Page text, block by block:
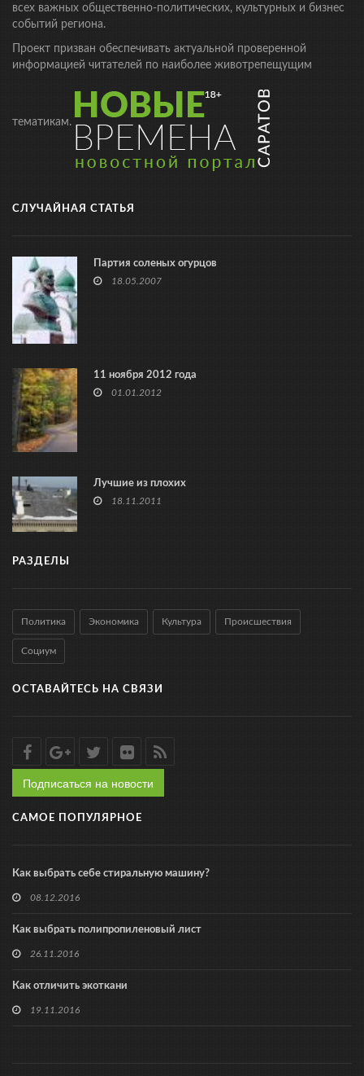
всех важных общественно-политических, культурных и бизнес
событий региона.
Проект призван обеспечивать актуальной проверенной
информацией читателей по наиболее животрепещущим
тематикам.
СЛУЧАЙНАЯ СТАТЬЯ
Партия соленых огурцов
18.05.2007
11 ноября 2012 года
01.01.2012
Лучшие из плохих
18.11.2011
РАЗДЕЛЫ
Политика Экономика Культура Происшествия
Социум
ОСТАВАЙТЕСЬ НА СВЯЗИ
Подписаться на новости
САМОЕ ПОПУЛЯРНОЕ
Как выбрать себе стиральную машину?
08.12.2016
Как выбрать полипропиленовый лист
26.11.2016
Как отличить экоткани
19.11.2016